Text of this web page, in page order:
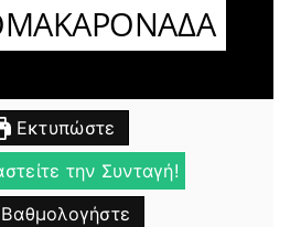
Εκτυπώστε
την Συνταγή!